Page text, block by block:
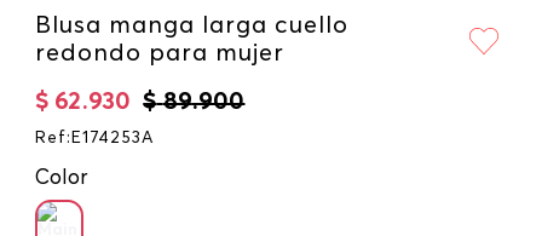
Blusa manga larga cuello
redondo para mujer
$ 89.900
$ 62.930
Ref : E174253A
Color